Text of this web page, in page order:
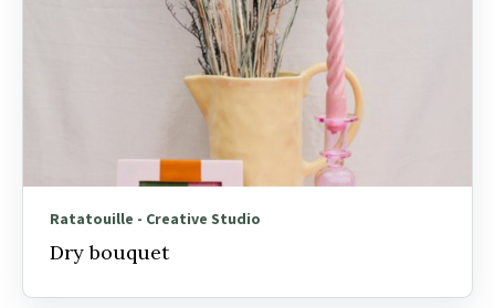
Ratatouille - Creative Studio
Dry bouquet